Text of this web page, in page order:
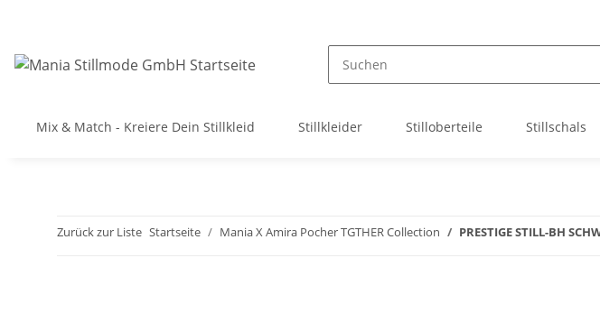
Mix & Match - Kreiere Dein Stillkleid Stillkleider Stilloberteile Stillschals
Zurück zur Liste Startseite Mania X Amira Pocher TGTHER Collection PRESTIGE STILL-BH